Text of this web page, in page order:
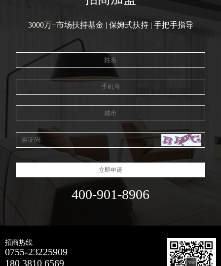
3000万+市场扶持基金 | 保姆式扶持 | 手把手指导
立即申请
400-901-8906
招商热线
0755-23225909
180 3810 6569